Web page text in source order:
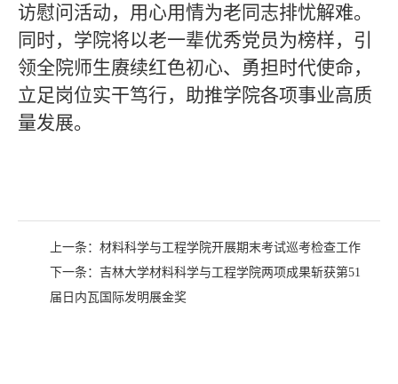
访慰问活动，用心用情为老同志排忧解难。
同时，学院将以老一辈优秀党员为榜样，引
领全院师生赓续红色初心、勇担时代使命，
立足岗位实干笃行，助推学院各项事业高质
量发展。
上一条： 材料科学与工程学院开展期末考试巡考检查工作
下一条： 吉林大学材料科学与工程学院两项成果斩获第51
届日内瓦国际发明展金奖